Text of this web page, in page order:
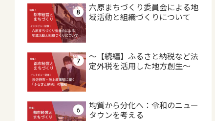
六原まちづくり委員会による地
域活動と組織づくりについて
～【続編】ふるさと納税など法
定外税を活用した地方創生～
均質から分化へ：令和のニュー
タウンを考える